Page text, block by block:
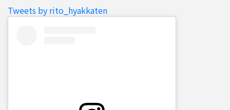
Tweets by rito_hyakkaten